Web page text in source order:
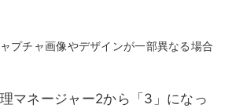
プチャ画像やデザインが一部異なる場合
マネージャー2から「3」になっ